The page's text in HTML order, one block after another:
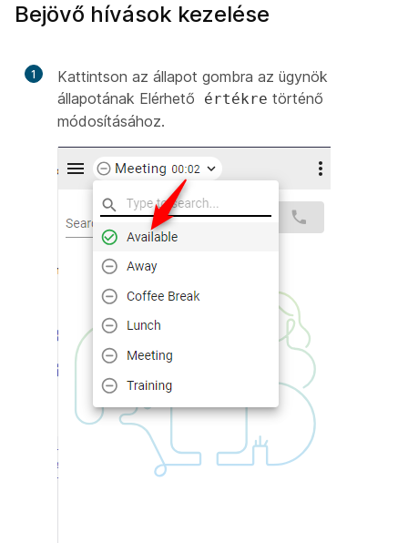
Bejövő hívások kezelése
1
Kattintson az állapot gombra az ügynök
állapotának Elérhető
értékre történő
módosításához.